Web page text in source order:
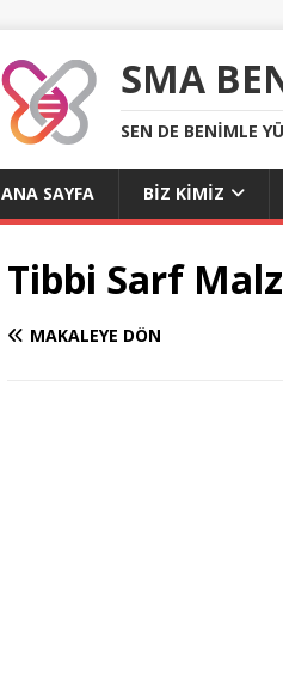
SMA
SEN DE BENIMLE
ANA SAYFA BIZ KIMIZ
Tibbi Sarf
MAKALEYE DÖN